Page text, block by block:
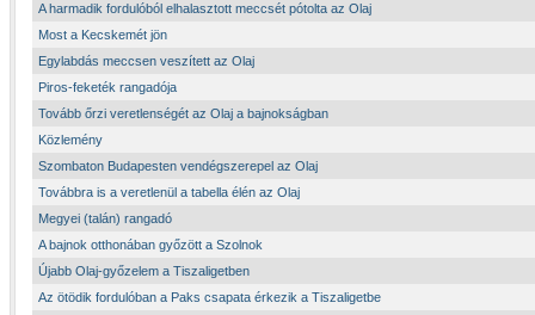
A harmadik fordulóból elhalasztott meccsét pótolta az Olaj
Most a Kecskemét jön
Egylabdás meccsen veszített az Olaj
Piros-feketék rangadója
Tovább őrzi veretlenségét az Olaj a bajnokságban
Közlemény
Szombaton Budapesten vendégszerepel az Olaj
Továbbra is a veretlenül a tabella élén az Olaj
Megyei (talán) rangadó
A bajnok otthonában győzött a Szolnok
Újabb Olaj-győzelem a Tiszaligetben
Az ötödik fordulóban a Paks csapata érkezik a Tiszaligetbe